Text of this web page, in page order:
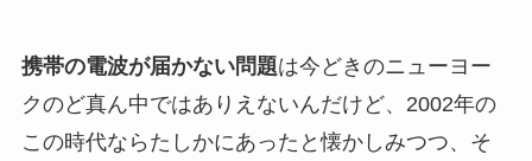
携帯の電波が届かない問題は今どきのニューヨー
クのど真ん中ではありえないんだけど、2002年の
この時代ならたしかにあったと懐かしみつつ、そ